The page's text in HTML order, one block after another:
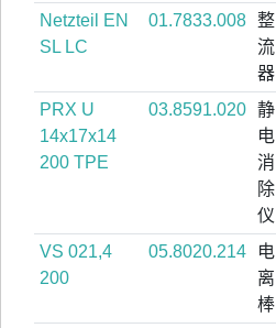
Netzteil EN
SL LC
01.7833.008
整
流
器
PRX U
14x17x14
200 TPE
03.8591.020
静
电
消
除
仪
VS 021,4
200
05.8020.214
电
离
棒